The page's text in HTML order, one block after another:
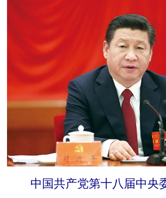
中国共产党第十八届中央